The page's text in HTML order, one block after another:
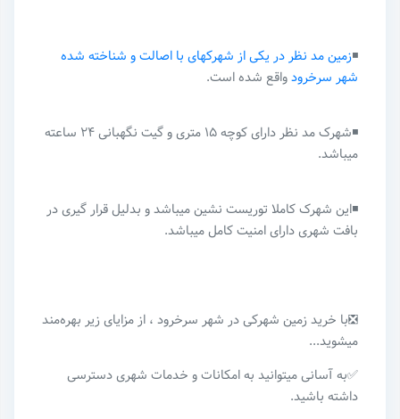
◾️زمین مد نظر در یکی از شهرکهای با اصالت و شناخته شده
شهر سرخرودواقع شده است.
◾️شهرک مد نظر دارای کوچه ۱۵ متری و گیت نگهبانی ۲۴ ساعته
میباشد.
◾️این شهرک کاملا توریست نشین میباشد و بدلیل قرار گیری در
بافت شهری دارای امنیت کامل میباشد.
❎با خرید زمین شهرکی در شهر سرخرود ، از مزایای زیر بهره‌مند
میشوید...
✅به آسانی میتوانید به امکانات و خدمات شهری دسترسی
داشته باشید.